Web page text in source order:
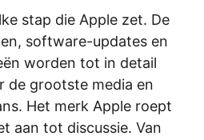
stap die Apple zet. De
software-updates en
worden tot in detail
de grootste media en
Het merk Apple roept
aan tot discussie. Van